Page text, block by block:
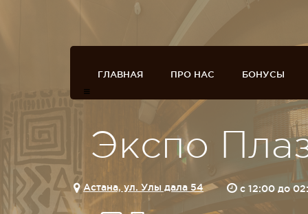
ГЛАВНАЯ ПРО НАС БОНУСЫ
Экспо
Астана, ул. Улы дала 54 c 12:00 до